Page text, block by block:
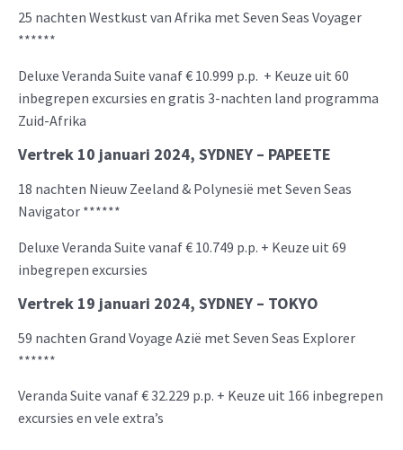
25 nachten Westkust van Afrika met Seven Seas Voyager
******
Deluxe Veranda Suite vanaf € 10.999 p.p. + Keuze uit 60
inbegrepen excursies en gratis 3-nachten land programma
Zuid-Afrika
Vertrek 10 januari 2024, SYDNEY – PAPEETE
18 nachten Nieuw Zeeland & Polynesië met Seven Seas
Navigator ******
Deluxe Veranda Suite vanaf € 10.749 p.p. + Keuze uit 69
inbegrepen excursies
Vertrek 19 januari 2024, SYDNEY – TOKYO
59 nachten Grand Voyage Azië met Seven Seas Explorer
******
Veranda Suite vanaf € 32.229 p.p. + Keuze uit 166 inbegrepen
excursies en vele extra’s